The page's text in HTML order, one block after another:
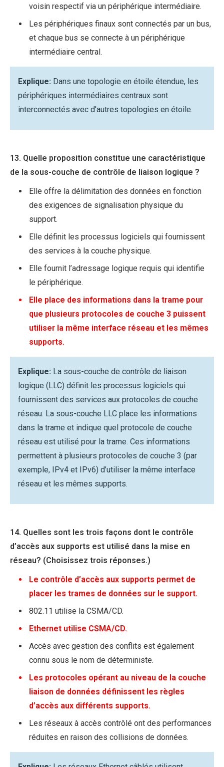
voisin respectif via un périphérique intermédiaire.
Les périphériques finaux sont connectés par un bus,
et chaque bus se connecte à un périphérique
intermédiaire central.
Explique: Dans une topologie en étoile étendue, les
périphériques intermédiaires centraux sont
interconnectés avec d’autres topologies en étoile.
13. Quelle proposition constitue une caractéristique
de la sous-couche de contrôle de liaison logique ?
Elle offre la délimitation des données en fonction
des exigences de signalisation physique du
support.
Elle définit les processus logiciels qui fournissent
des services à la couche physique.
Elle fournit l’adressage logique requis qui identifie
le périphérique.
Elle place des informations dans la trame pour
que plusieurs protocoles de couche 3 puissent
utiliser la même interface réseau et les mêmes
supports.
Explique: La sous-couche de contrôle de liaison
logique (LLC) définit les processus logiciels qui
fournissent des services aux protocoles de couche
réseau. La sous-couche LLC place les informations
dans la trame et indique quel protocole de couche
réseau est utilisé pour la trame. Ces informations
permettent à plusieurs protocoles de couche 3 (par
exemple, IPv4 et IPv6) d’utiliser la même interface
réseau et les mêmes supports.
14. Quelles sont les trois façons dont le contrôle
d’accès aux supports est utilisé dans la mise en
réseau? (Choisissez trois réponses.)
Le contrôle d’accès aux supports permet de
placer les trames de données sur le support.
802.11 utilise la CSMA/CD.
Ethernet utilise CSMA/CD.
Accès avec gestion des conflits est également
connu sous le nom de déterministe.
Les protocoles opérant au niveau de la couche
liaison de données définissent les règles
d’accès aux différents supports.
Les réseaux à accès contrôlé ont des performances
réduites en raison des collisions de données.